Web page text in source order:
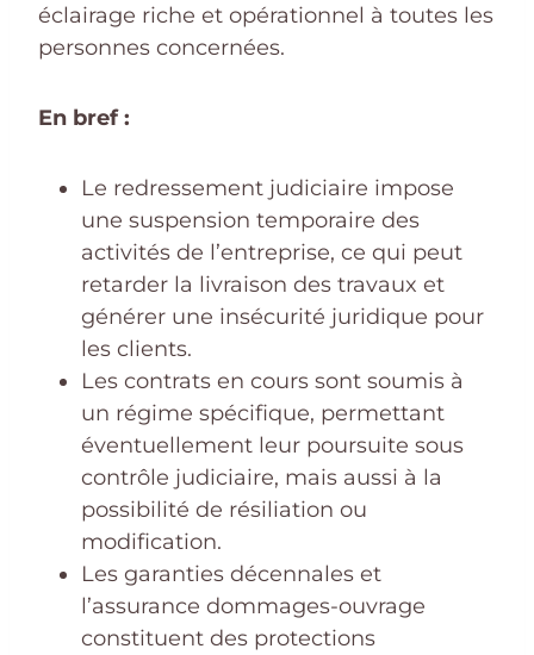
éclairage riche et opérationnel à toutes les
personnes concernées.
En bref :
Le redressement judiciaire impose
une suspension temporaire des
activités de l’entreprise, ce qui peut
retarder la livraison des travaux et
générer une insécurité juridique pour
les clients.
Les contrats en cours sont soumis à
un régime spécifique, permettant
éventuellement leur poursuite sous
contrôle judiciaire, mais aussi à la
possibilité de résiliation ou
modification.
Les garanties décennales et
l’assurance dommages-ouvrage
constituent des protections